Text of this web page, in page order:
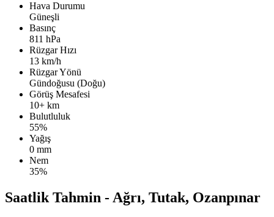
Hava Durumu
Güneşli
Basınç
811 hPa
Rüzgar Hızı
13 km/h
Rüzgar Yönü
Gündoğusu (Doğu)
Görüş Mesafesi
10+ km
Bulutluluk
55%
Yağış
0 mm
Nem
35%
Saatlik Tahmin - Ağrı, Tutak, Ozanpınar